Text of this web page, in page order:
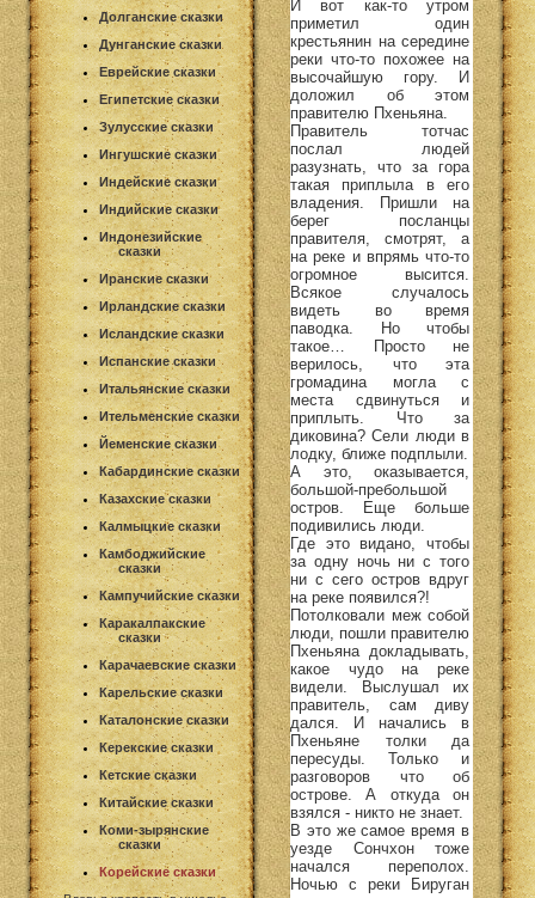
Долганские сказки
Дунганские сказки
Еврейские сказки
Египетские сказки
Зулусские сказки
Ингушские сказки
Индейские сказки
Индийские сказки
Индонезийские
сказки
Иранские сказки
Ирландские сказки
Исландские сказки
Испанские сказки
Итальянские сказки
Ительменские сказки
Йеменские сказки
Кабардинские сказки
Казахские сказки
Калмыцкие сказки
Камбоджийские
сказки
Кампучийские сказки
Каракалпакские
сказки
Карачаевские сказки
Карельские сказки
Каталонские сказки
Керекские сказки
Кетские сказки
Китайские сказки
Коми-зырянские
сказки
Корейские сказки
И вот как-то утром
приметил один
крестьянин на середине
реки что-то похожее на
высочайшую гору. И
доложил об этом
правителю Пхеньяна.
Правитель тотчас
послал людей
разузнать, что за гора
такая приплыла в его
владения. Пришли на
берег посланцы
правителя, смотрят, а
на реке и впрямь что-то
огромное высится.
Всякое случалось
видеть во время
паводка. Но чтобы
такое… Просто не
верилось, что эта
громадина могла с
места сдвинуться и
приплыть. Что за
диковина? Сели люди в
лодку, ближе подплыли.
А это, оказывается,
большой-пребольшой
остров. Еще больше
подивились люди.
Где это видано, чтобы
за одну ночь ни с того
ни с сего остров вдруг
на реке появился?!
Потолковали меж собой
люди, пошли правителю
Пхеньяна докладывать,
какое чудо на реке
видели. Выслушал их
правитель, сам диву
дался. И начались в
Пхеньяне толки да
пересуды. Только и
разговоров что об
острове. А откуда он
взялся - никто не знает.
В это же самое время в
уезде Сончхон тоже
начался переполох.
Ночью с реки Бируган